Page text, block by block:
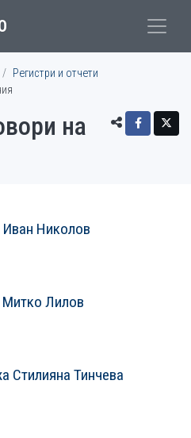
Регистри и отчети
на
Иван Николов
Митко Лилов
Стилияна Тинчева